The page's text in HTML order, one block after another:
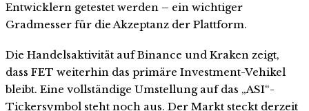
Entwicklern getestet werden – ein wichtiger
Gradmesser für die Akzeptanz der Plattform.
Die Handelsaktivität auf Binance und Kraken zeigt,
dass FET weiterhin das primäre Investment-Vehikel
bleibt. Eine vollständige Umstellung auf das „ASI“-
Tickersymbol steht noch aus. Der Markt steckt derzeit